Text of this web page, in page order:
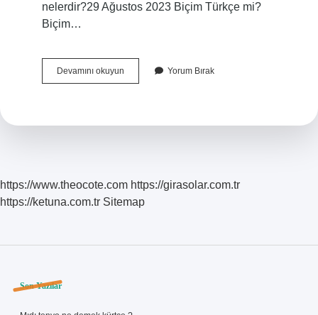
nelerdir?29 Ağustos 2023 Biçim Türkçe mi?
Biçim…
Devamını okuyunBiçemin
Eş
Yorum Bırak
https://www.theocote.com https://girasolar.com.tr
https://ketuna.com.tr Sitemap
Sidebar
Son Yazılar